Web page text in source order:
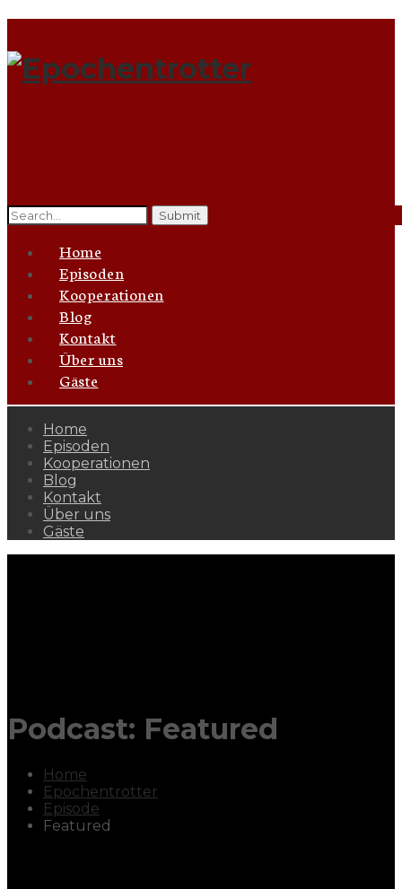
Search
for:
Home
Episoden
Kooperationen
Blog
Kontakt
Über uns
Gäste
Home
Episoden
Kooperationen
Blog
Kontakt
Über uns
Gäste
Podcast: Featured
Home
Epochentrotter
Episode
Featured